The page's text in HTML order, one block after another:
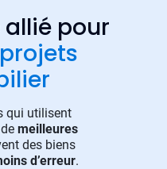
allié pour
qui utilisent
meilleures
des biens
d’erreur.